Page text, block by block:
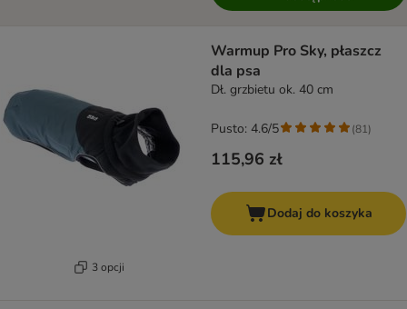
3 opcji
Warmup Pro Sky, płaszcz
dla psa
Dł. grzbietu ok. 40 cm
115,96 zł
Pusto: 4.6/5 (81)
Dodaj do koszyka